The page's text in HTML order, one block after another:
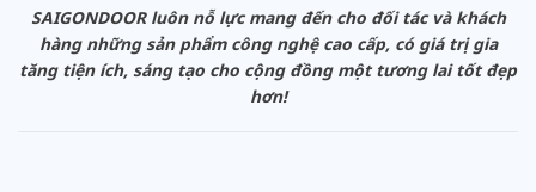
SAIGONDOOR luôn nỗ lực mang đến cho đối tác và khách
hàng những sản phẩm công nghệ cao cấp, có giá trị gia
tăng tiện ích, sáng tạo cho cộng đồng một tương lai tốt đẹp
hơn!